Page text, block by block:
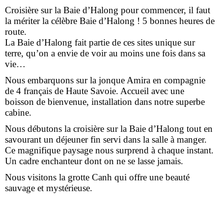
Croisière sur la Baie d’Halong pour commencer, il faut
la mériter la célèbre Baie d’Halong ! 5 bonnes heures de
route.
La Baie d’Halong fait partie de ces sites unique sur
terre, qu’on a envie de voir au moins une fois dans sa
vie…
Nous embarquons sur la jonque Amira en compagnie
de 4 français de Haute Savoie. Accueil avec une
boisson de bienvenue, installation dans notre superbe
cabine.
Nous débutons la croisière sur la Baie d’Halong tout en
savourant un déjeuner fin servi dans la salle à manger.
Ce magnifique paysage nous surprend à chaque instant.
Un cadre enchanteur dont on ne se lasse jamais.
Nous visitons la grotte Canh qui offre une beauté
sauvage et mystérieuse.